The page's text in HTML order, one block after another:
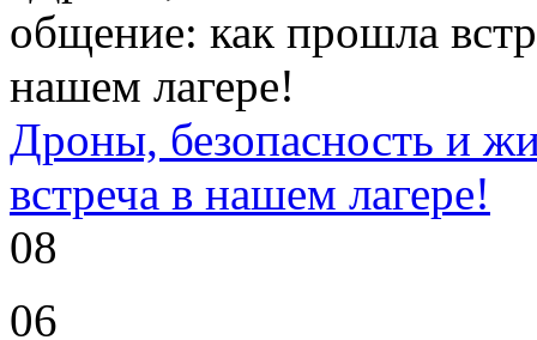
Дроны, безопасность и
встреча в нашем лагере!
08
06